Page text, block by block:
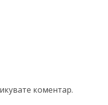
коментар.